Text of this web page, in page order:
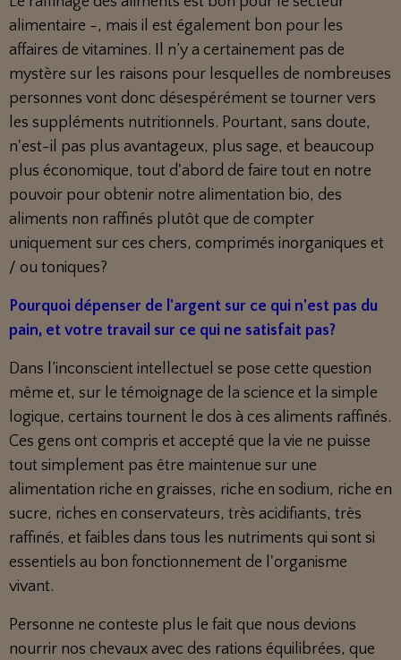
alimentaire -, mais il est également bon pour les
affaires de vitamines. Il n’y a certainement pas de
mystère sur les raisons pour lesquelles de nombreuses
personnes vont donc désespérément se tourner vers
les suppléments nutritionnels. Pourtant, sans doute,
n'est-il pas plus avantageux, plus sage, et beaucoup
plus économique, tout d'abord de faire tout en notre
pouvoir pour obtenir notre alimentation bio, des
aliments non raffinés plutôt que de compter
uniquement sur ces chers, comprimés inorganiques et
/ ou toniques?
Pourquoi dépenser de l'argent sur ce qui n'est pas du
pain, et votre travail sur ce qui ne satisfait pas?
Dans l’inconscient intellectuel se pose cette question
même et, sur le témoignage de la science et la simple
logique, certains tournent le dos à ces aliments raffinés.
Ces gens ont compris et accepté que la vie ne puisse
tout simplement pas être maintenue sur une
alimentation riche en graisses, riche en sodium, riche en
sucre, riches en conservateurs, très acidifiants, très
raffinés, et faibles dans tous les nutriments qui sont si
essentiels au bon fonctionnement de l'organisme
vivant.
Personne ne conteste plus le fait que nous devions
nourrir nos chevaux avec des rations équilibrées, que